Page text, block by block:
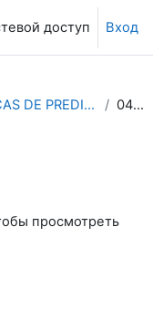
доступ Вход
SEMANA 2: PRÁCTICAS DE PREDICCION METEOROLÓGICA AERONAUTICA 04- TREND
просмотреть